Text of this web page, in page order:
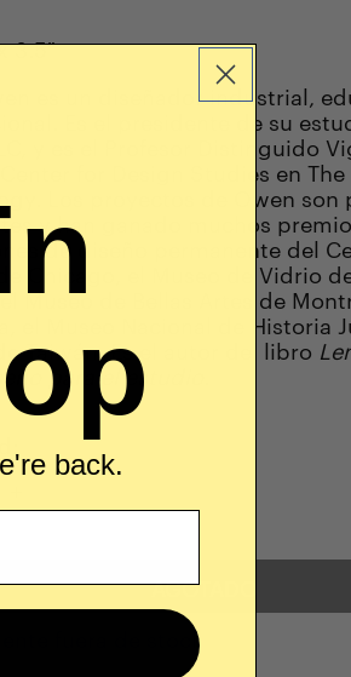
3.5"
es un diseñador industrial,
Es el presidente de su
y es el Profesor Distinguido
Center for Design Studies en
Los proyectos de Owen
y han ganado muchos
de diseño permanente del
Chicago, el Museo de Vidrio
Museo de Bellas Artes de
el Museo Nacional de Historia
Taiwán. Es el autor del libro
para el estudio.
AGOTADO
fuera de stock
WHEN AVAILABLE
back.